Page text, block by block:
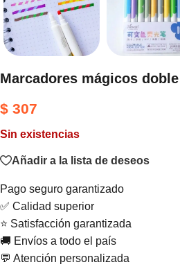
Marcadores mágicos
$ 307
Sin existencias
Añadir a la lista de deseos
Pago seguro garantizado
✅ Calidad superior
⭐ Satisfacción garantizada
🚚 Envíos a todo el país
💬 Atención personalizada